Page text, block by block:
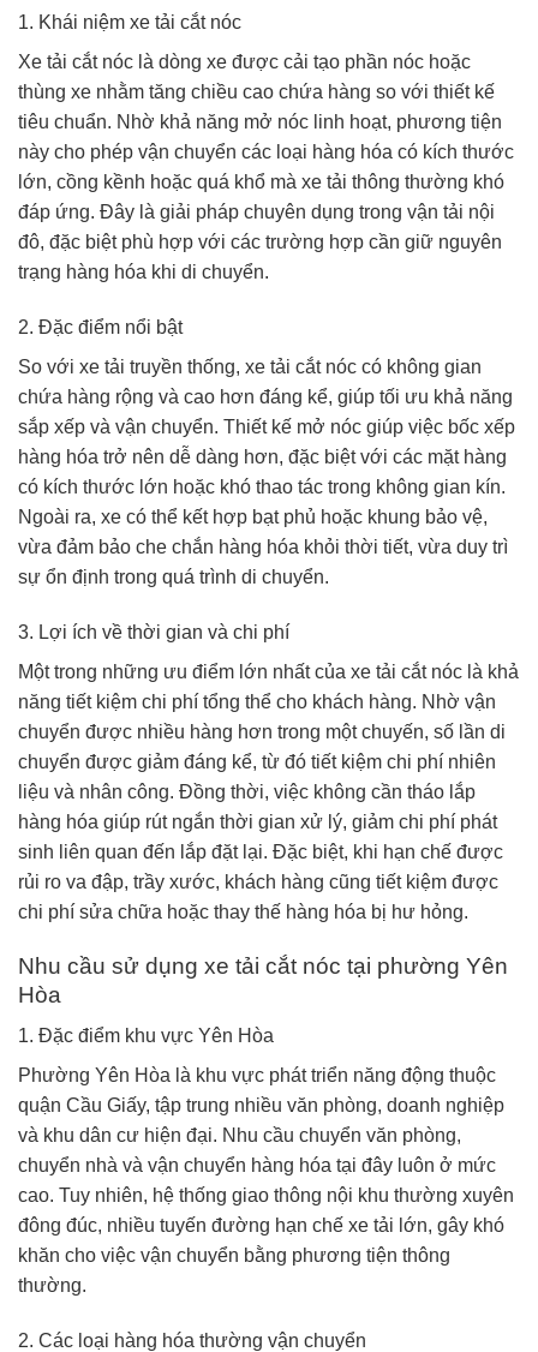
1. Khái niệm xe tải cắt nóc
Xe tải cắt nóc là dòng xe được cải tạo phần nóc hoặc
thùng xe nhằm tăng chiều cao chứa hàng so với thiết kế
tiêu chuẩn. Nhờ khả năng mở nóc linh hoạt, phương tiện
này cho phép vận chuyển các loại hàng hóa có kích thước
lớn, cồng kềnh hoặc quá khổ mà xe tải thông thường khó
đáp ứng. Đây là giải pháp chuyên dụng trong vận tải nội
đô, đặc biệt phù hợp với các trường hợp cần giữ nguyên
trạng hàng hóa khi di chuyển.
2. Đặc điểm nổi bật
So với xe tải truyền thống, xe tải cắt nóc có không gian
chứa hàng rộng và cao hơn đáng kể, giúp tối ưu khả năng
sắp xếp và vận chuyển. Thiết kế mở nóc giúp việc bốc xếp
hàng hóa trở nên dễ dàng hơn, đặc biệt với các mặt hàng
có kích thước lớn hoặc khó thao tác trong không gian kín.
Ngoài ra, xe có thể kết hợp bạt phủ hoặc khung bảo vệ,
vừa đảm bảo che chắn hàng hóa khỏi thời tiết, vừa duy trì
sự ổn định trong quá trình di chuyển.
3. Lợi ích về thời gian và chi phí
Một trong những ưu điểm lớn nhất của xe tải cắt nóc là khả
năng tiết kiệm chi phí tổng thể cho khách hàng. Nhờ vận
chuyển được nhiều hàng hơn trong một chuyến, số lần di
chuyển được giảm đáng kể, từ đó tiết kiệm chi phí nhiên
liệu và nhân công. Đồng thời, việc không cần tháo lắp
hàng hóa giúp rút ngắn thời gian xử lý, giảm chi phí phát
sinh liên quan đến lắp đặt lại. Đặc biệt, khi hạn chế được
rủi ro va đập, trầy xước, khách hàng cũng tiết kiệm được
chi phí sửa chữa hoặc thay thế hàng hóa bị hư hỏng.
Nhu cầu sử dụng xe tải cắt nóc tại phường Yên
Hòa
1. Đặc điểm khu vực Yên Hòa
Phường Yên Hòa là khu vực phát triển năng động thuộc
quận Cầu Giấy, tập trung nhiều văn phòng, doanh nghiệp
và khu dân cư hiện đại. Nhu cầu chuyển văn phòng,
chuyển nhà và vận chuyển hàng hóa tại đây luôn ở mức
cao. Tuy nhiên, hệ thống giao thông nội khu thường xuyên
đông đúc, nhiều tuyến đường hạn chế xe tải lớn, gây khó
khăn cho việc vận chuyển bằng phương tiện thông
thường.
2. Các loại hàng hóa thường vận chuyển